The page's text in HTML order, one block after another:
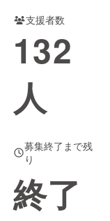
支援者数
132
人
募集終了まで残
り
終了